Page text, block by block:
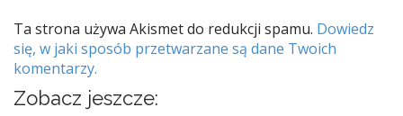
Ta strona używa Akismet do redukcji spamu. Dowiedz
się, w jaki sposób przetwarzane są dane Twoich
komentarzy.
Zobacz jeszcze: